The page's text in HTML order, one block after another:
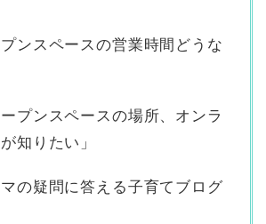
プンスペースの営業時間どうな
ープンスペースの場所、オンラ
知りたい」
の疑問に答える子育てブログ